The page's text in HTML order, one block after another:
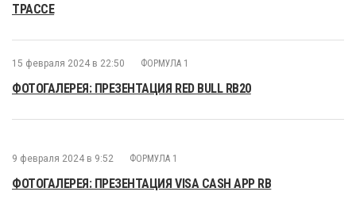
ТРАССЕ
15 февраля 2024 в 22:50 ФОРМУЛА 1
ФОТОГАЛЕРЕЯ: ПРЕЗЕНТАЦИЯ RED BULL RB20
9 февраля 2024 в 9:52 ФОРМУЛА 1
ФОТОГАЛЕРЕЯ: ПРЕЗЕНТАЦИЯ VISA CASH APP RB